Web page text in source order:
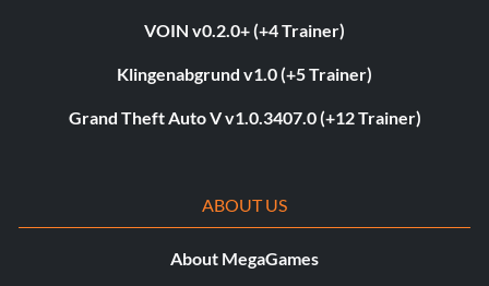
VOIN v0.2.0+ (+4 Trainer)
Klingenabgrund v1.0 (+5 Trainer)
Grand Theft Auto V v1.0.3407.0 (+12 Trainer)
ABOUT US
About MegaGames